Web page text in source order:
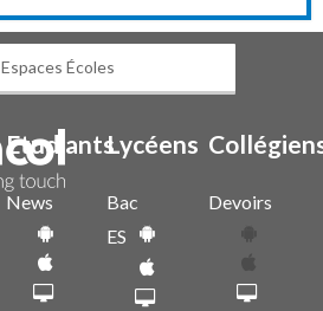
Espaces Écoles
Etudiants
News
Lycéens
Bac
ES
Devoirs